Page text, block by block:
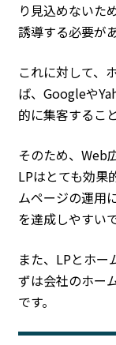
り見込めないた
誘導する必要が
これに対して、
ば、Googleや
的に集客するこ
そのため、Web
LPはとても効果
ムページの運用
を達成しやすい
また、LPとホー
ずは会社のホー
です。